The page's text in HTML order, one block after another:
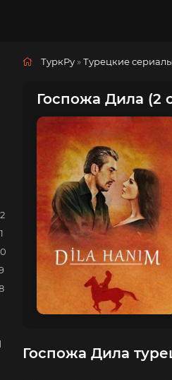
ТуркРу »Турецкие сериалы
Госпожа Дила (2
Госпожа Дила